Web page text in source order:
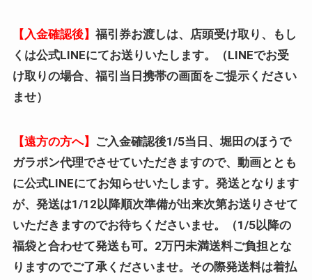
【入金確認後】 福引券お渡しは、店頭受け取り、もし
くは公式LINEにてお送りいたします。（LINEでお受
け取りの場合、福引当日携帯の画面をご提示ください
ませ）
【遠方の方へ】
ご入金確認後1/5当日、堀田のほうで
ガラポン代理でさせていただきますので、動画ととも
に公式LINEにてお知らせいたします。発送となります
が、発送は1/12以降順次準備が出来次第お送りさせて
いただきますのでお待ちくださいませ。（1/5以降の
福袋と合わせて発送も可。2万円未満送料ご負担とな
りますのでご了承くださいませ。その際発送料は着払